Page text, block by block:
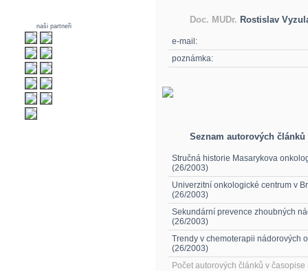
naši partneři
Doc. MUDr. Rostislav
e-mail:
poznámka:
Seznam autorových článků
Stručná historie Masarykova
(26/2003)
Univerzitní onkologické centrum v
(26/2003)
Sekundární prevence zhoubných
(26/2003)
Trendy v chemoterapii nádorových
(26/2003)
Počet autorových článků v časopise